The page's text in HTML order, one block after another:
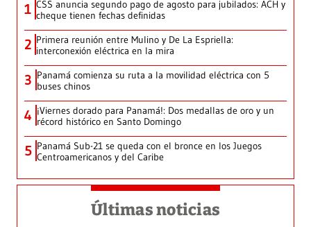
1 CSS anuncia segundo pago de agosto para jubilados: ACH y
cheque tienen fechas definidas
2 Primera reunión entre Mulino y De La Espriella:
interconexión eléctrica en la mira
3 Panamá comienza su ruta a la movilidad eléctrica con 5
buses chinos
4 ¡Viernes dorado para Panamá!: Dos medallas de oro y un
récord histórico en Santo Domingo
5 Panamá Sub-21 se queda con el bronce en los Juegos
Centroamericanos y del Caribe
Últimas noticias